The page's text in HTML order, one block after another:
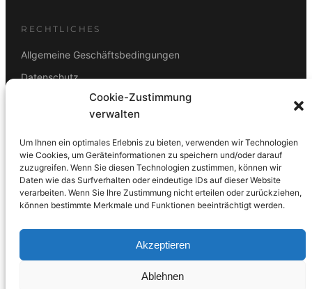
Cookie-Zustimmung
verwalten
Um Ihnen ein optimales Erlebnis zu bieten, verwenden wir Technologien
wie Cookies, um Geräteinformationen zu speichern und/oder darauf
zuzugreifen. Wenn Sie diesen Technologien zustimmen, können wir
Daten wie das Surfverhalten oder eindeutige IDs auf dieser Website
verarbeiten. Wenn Sie Ihre Zustimmung nicht erteilen oder zurückziehen,
können bestimmte Merkmale und Funktionen beeinträchtigt werden.
Akzeptieren
Ablehnen
RECHTLICHES
Allgemeine Geschäftsbedingungen
Datenschutz
Rücktrittsbelehrung
ZAHLUNGSARTEN
Vorkasse Visa Mastercard Link PayPal
G-Pay
Apple Pay
Klarna
© 2026 DS Lampen GmbH. Alle Rechte vorbehalten.